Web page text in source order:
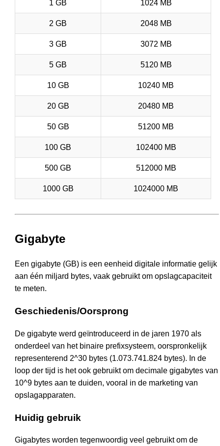
1 GB 1024 MB
2 GB 2048 MB
3 GB 3072 MB
5 GB 5120 MB
10 GB 10240 MB
20 GB 20480 MB
50 GB 51200 MB
100 GB 102400 MB
500 GB 512000 MB
1000 GB 1024000 MB
Gigabyte
Een gigabyte (GB) is een eenheid digitale informatie gelijk
aan één miljard bytes, vaak gebruikt om opslagcapaciteit
te meten.
Geschiedenis/Oorsprong
De gigabyte werd geïntroduceerd in de jaren 1970 als
onderdeel van het binaire prefixsysteem, oorspronkelijk
representerend 2^30 bytes (1.073.741.824 bytes). In de
loop der tijd is het ook gebruikt om decimale gigabytes van
10^9 bytes aan te duiden, vooral in de marketing van
opslagapparaten.
Huidig gebruik
Gigabytes worden tegenwoordig veel gebruikt om de